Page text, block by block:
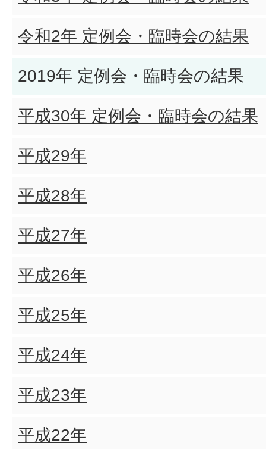
令和2年 定例会・臨時会の結果
2019年 定例会・臨時会の結果
平成30年 定例会・臨時会の結果
平成29年
平成28年
平成27年
平成26年
平成25年
平成24年
平成23年
平成22年